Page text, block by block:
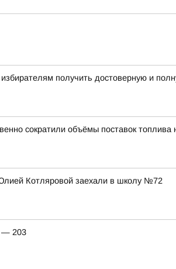
получить достоверную и
сократили объёмы поставок топлива
Котляровой заехали в школу №72
— 203